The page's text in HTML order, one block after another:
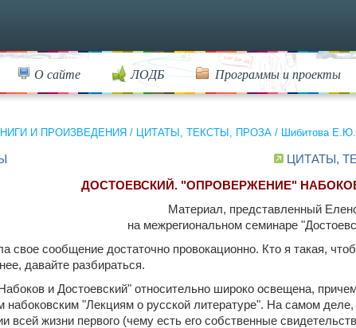
О сайте ЛОДБ Программы и проекты
И ПРОИЗВЕДЕНИЯ / ЦИТАТЫ, ТЕКСТЫ, ПРОЗА / Шибитова Е.Ю.
ЦИТАТЫ,
ДОСТОЕВСКИЙ. "ОПРОВЕРЖЕНИЕ"
Материал, представленный
на межрегиональном семинаре
свое сообщение достаточно провокационно. Кто я такая,
давайте разбираться.
и Достоевский" относительно широко освещена,
набоковским "Лекциям о русской литературе". На самом
всей жизни первого (чему есть его собственные